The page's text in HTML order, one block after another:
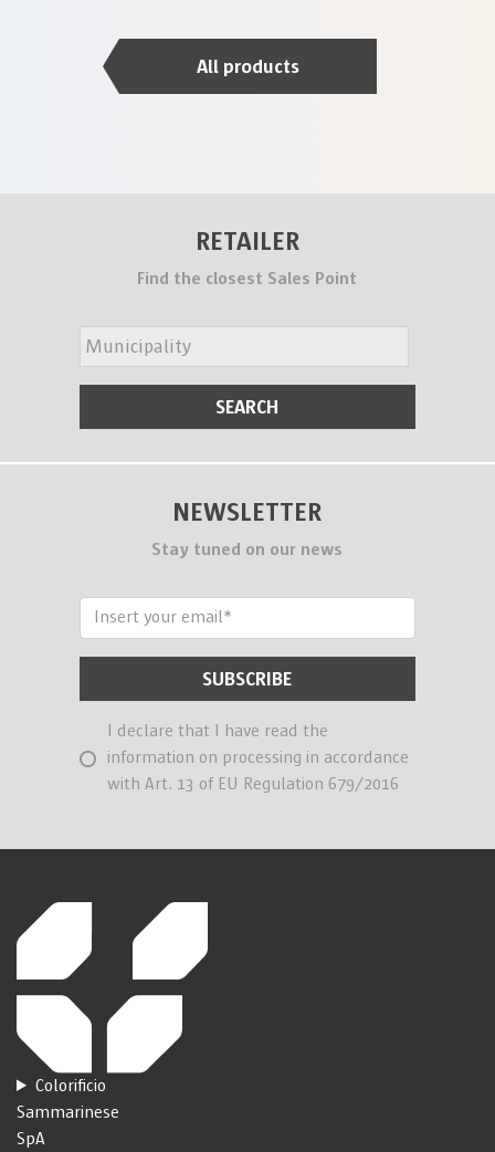
All products
RETAILER
Find the closest Sales Point
NEWSLETTER
Stay tuned on our news
I declare that I have read the
information on processing in accordance
with Art. 13 of EU Regulation 679/2016
Colorificio
Sammarinese
SpA